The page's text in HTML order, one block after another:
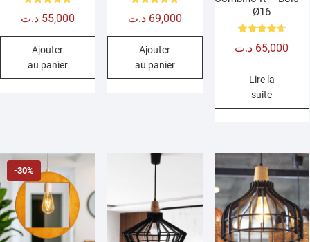
5.00
55,000 د.ت
Ajouter
au panier
5.00
69,000 د.ت
Ajouter
au panier
Ø16
4.67
65,000 د.ت
Lire la
suite
-30%